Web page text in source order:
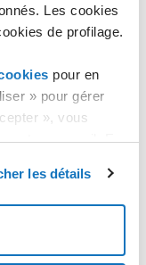
Les cookies
de profilage.
pour en
» pour gérer
», vous
votre appareil. En
les détails
demandant